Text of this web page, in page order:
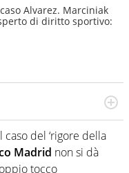
Alvarez. Marciniak
di diritto sportivo:
per vivere ogni evento
smisurata per il
è una cosa
del ‘rigore della
Madrid non si dà
tocco